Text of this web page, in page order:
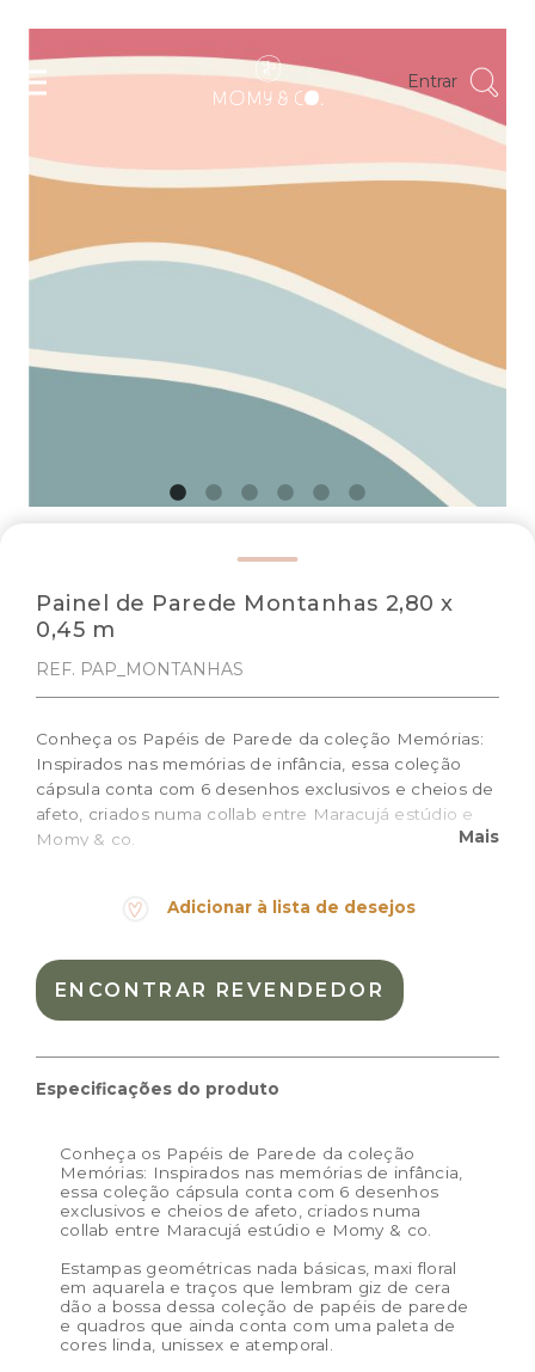
Entrar
Painel de Parede Montanhas 2,80 x
0,45 m
REF. PAP_MONTANHAS
Conheça os Papéis de Parede da coleção Memórias:
Inspirados nas memórias de infância, essa coleção
cápsula conta com 6 desenhos exclusivos e cheios de
afeto, criados numa collab entre Maracujá estúdio e
Momy & co.
Medidas do rolo: 0,45m (largura) x 2,80m (altura)
Materiais:
celulose
Peso: 0.7kg
Dimensões das embalagem: 48 × 22 × 15 cm
Dimensões do
0,45m (largura) x 2,80m
Mais
Adicionar à lista de desejos
ENCONTRAR REVENDEDOR
Especificações do produto
Conheça os Papéis de Parede da coleção
Memórias: Inspirados nas memórias de infância,
essa coleção cápsula conta com 6 desenhos
exclusivos e cheios de afeto, criados numa
collab entre Maracujá estúdio e Momy & co.
Estampas geométricas nada básicas, maxi floral
em aquarela e traços que lembram giz de cera
dão a bossa dessa coleção de papéis de parede
e quadros que ainda conta com uma paleta de
cores linda, unissex e atemporal.